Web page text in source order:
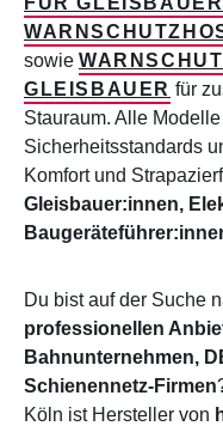
sowie
GLEISBAUER für
Stauraum. Alle
Sicherheitsstandards
Komfort und
Gleisbauer:innen,
Du bist auf der Suche
professionellen
Bahnunternehmen,
Schienennetz-Firmen
Köln ist Hersteller von